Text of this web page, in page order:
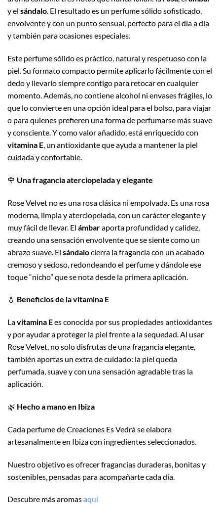
y el sándalo. El resultado es un perfume sólido sofisticado,
envolvente y con un punto sensual, perfecto para el día a día
y también para ocasiones especiales.
Este perfume sólido es práctico, natural y respetuoso con la
piel. Su formato compacto permite aplicarlo fácilmente con el
dedo y llevarlo siempre contigo para retocar en cualquier
momento. Además, no contiene alcohol ni envases frágiles, lo
que lo convierte en una opción ideal para el bolso, para viajar
o para quienes prefieren una forma de perfumarse más suave
y consciente. Y como valor añadido, está enriquecido con
vitamina E, un antioxidante que ayuda a mantener la piel
cuidada y confortable.
🌹 Una fragancia aterciopelada y elegante
Rose Velvet no es una rosa clásica ni empolvada. Es una rosa
moderna, limpia y aterciopelada, con un carácter elegante y
muy fácil de llevar. El ámbaraporta profundidad y calidez,
creando una sensación envolvente que se siente como un
abrazo suave. El sándalocierra la fragancia con un acabado
cremoso y sedoso, redondeando el perfume y dándole ese
toque “nicho” que se nota desde la primera aplicación.
💧 Beneficios de la vitamina E
Lavitamina Ees conocida por sus propiedades antioxidantes
y por ayudar a proteger la piel frente a la sequedad. Al usar
Rose Velvet, no solo disfrutas de una fragancia elegante,
también aportas un extra de cuidado: la piel queda
perfumada, suave y con una sensación agradable tras la
aplicación.
🌿 Hecho a mano en Ibiza
Cada perfume de Creaciones Es Vedrà se elabora
artesanalmente en Ibiza con ingredientes seleccionados.
Nuestro objetivo es ofrecer fragancias duraderas, bonitas y
sostenibles, pensadas para acompañarte cada día.
Descubre más aromasaquí